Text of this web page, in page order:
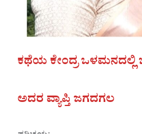
ಕಥೆಯ ಕೇಂದ್ರ ಒಳಮನದಲ್ಲಿ
ಅದರ ವ್ಯಾಪ್ತಿ ಜಗದಗಲ